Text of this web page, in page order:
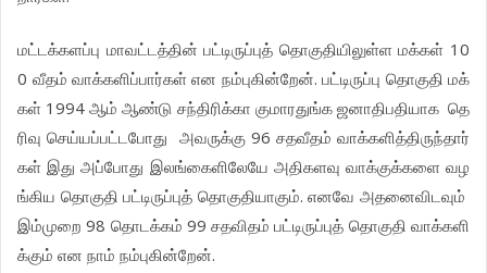
மட்டக்களப்பு மாவட்டத்தின் பட்டிருப்புத் தொகுதியிலுள்ள மக்கள் 10
0 வீதம் வாக்களிப்பார்கள் என நம்புகின்றேன்.பட்டிருப்பு தொகுதி மக்
கள் 1994ஆம் ஆண்டு சந்திரிக்கா குமாரதுங்க ஜனாதிபதியாக தெ
ரிவு செய்யப்பட்டபோது அவருக்கு96 சதவீதம் வாக்களித்திருந்தார்
கள் இது அப்போது இலங்கைளிலேயே அதிகளவு வாக்குக்களை வழ
ங்கிய தொகுதி பட்டிருப்புத் தொகுதியாகும்.எனவே அதனைவிடவும்
இம்முறை 98 தொடக்கம் 99சதவிதம் பட்டிருப்புத் தொகுதி வாக்களி
க்கும் என நாம் நம்புகின்றேன்.